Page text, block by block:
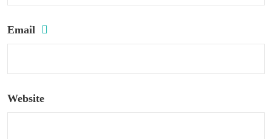
Email
Website